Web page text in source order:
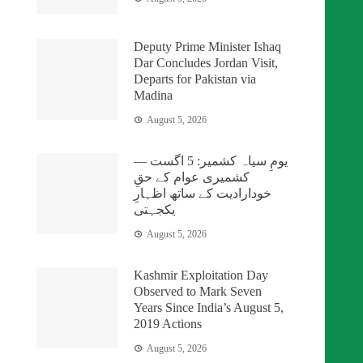
Deputy Prime Minister Ishaq
Dar Concludes Jordan Visit,
Departs for Pakistan via
Madina
August 5, 2026
یومِ سیاہ کشمیر: 5 اگست —
کشمیری عوام کے حقِ
خودارادیت کے ساتھ اظہارِ
یکجہتی
August 5, 2026
Kashmir Exploitation Day
Observed to Mark Seven
Years Since India’s August 5,
2019 Actions
August 5, 2026